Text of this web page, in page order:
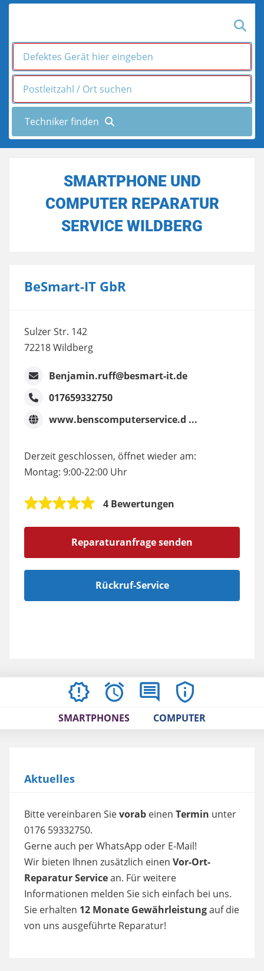
SMARTPHONE UND
COMPUTER REPARATUR
SERVICE WILDBERG
BeSmart-IT GbR
Sulzer Str. 142
72218 Wildberg
Benjamin.ruff@besmart-it.de
017659332750
www.benscomputerservice.d ...
Derzeit geschlossen, öffnet wieder am:
Montag: 9:00-22:00 Uhr
4 Bewertungen
Reparaturanfrage senden
Rückruf-Service
AKTUELLESÖFFNUNGSZEITEN
BEWERTUNGEN
IMPRESSUM
/
AGBS
SMARTPHONES COMPUTER
Aktuelles
Bitte vereinbaren Sievorab einen Termin unter
0176 59332750.
Gerne auch per WhatsApp oder E-Mail!
Wir bieten Ihnen zusätzlich einen Vor-Ort-
Reparatur Servicean. Für weitere
Informationen melden Sie sich einfach bei uns.
Sie erhalten 12 Monate Gewährleistungauf die
von uns ausgeführte Reparatur!